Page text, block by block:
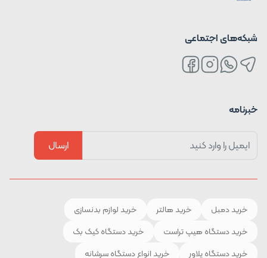
شبکه‌های اجتماعی
خبرنامه
ارسال
خرید دمبل خرید هالتر
خرید لوازم بدنسازی
خرید دستگاه هیپ تراست
خرید دستگاه کیک بک
خرید دستگاه پلاور
خرید انواع دستگاه سرشانه